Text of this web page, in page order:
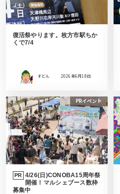
復活祭やります。枚方市駅ちか
くで7/4
すどん 2026年6月18日
PRイベント
PR 4/26(日)CONOBA15周年祭
開催！マルシェブース数枠
募集中